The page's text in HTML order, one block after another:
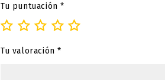
Tu puntuación*
Tu valoración*